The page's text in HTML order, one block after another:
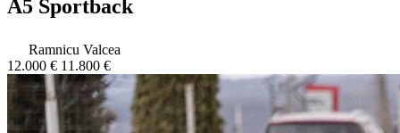
A5 Sportback
Ramnicu Valcea
12.000 € 11.800 €